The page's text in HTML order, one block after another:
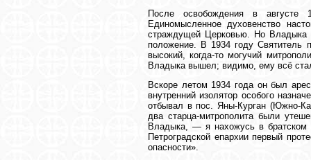
После освобождения в августе
Единомысленное духовенство
страждущей Церковью. Но Владыка
положение. В 1934 году Святитель
высокий, когда-то могучий
Владыка вышел; видимо, ему всё
Вскоре летом 1934 года он был
внутренний изолятор особого
отбывал в пос. Яны-Курган (Южно-
два старца-митрополита были
Владыка, — я нахожусь в братском
Петроградской епархии первый
опасности».